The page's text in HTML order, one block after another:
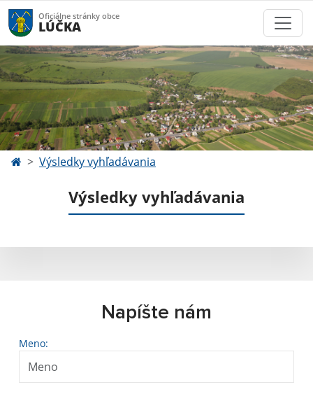
Oficiálne stránky obce
LÚČKA
Výsledky vyhľadávania
Výsledky vyhľadávania
Napíšte nám
Meno: